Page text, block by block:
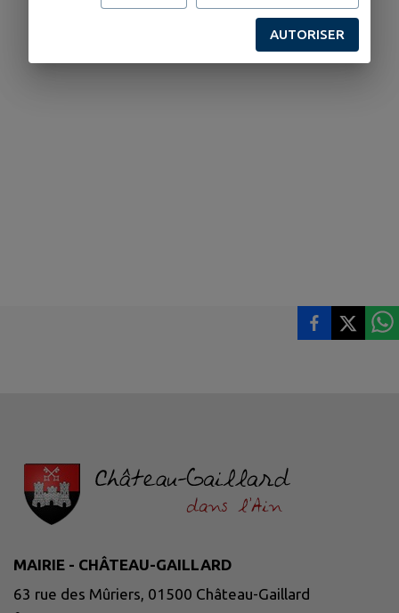
MAIRIE - CHÂTEAU-GAILLARD
63 rue des Mûriers, 01500 Château-Gaillard
AUTORISER